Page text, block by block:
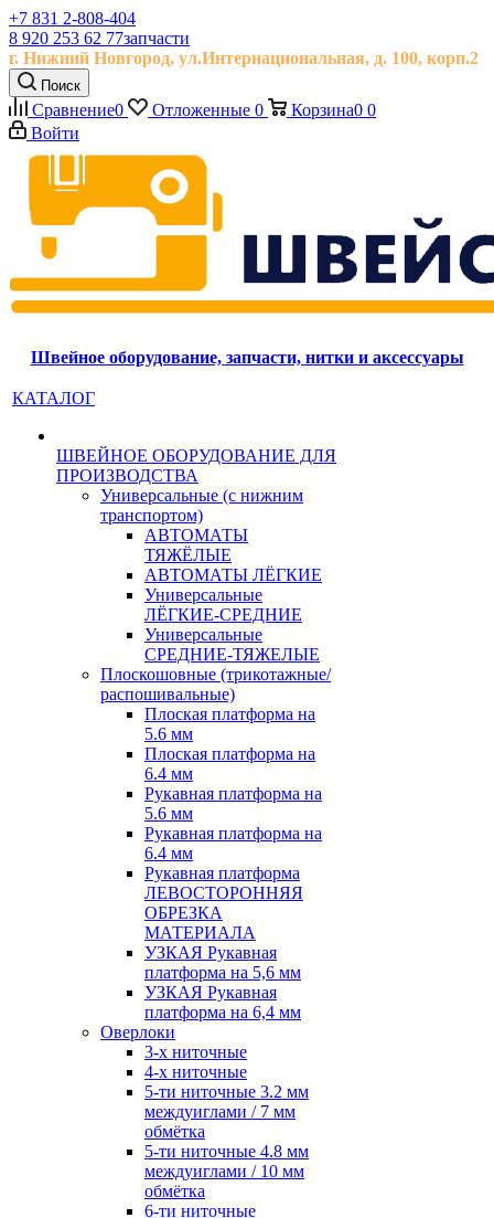
+7 831 2-808-404
8 920 253 62 77запчасти
г. Нижний Новгород, ул.Интернациональная, д. 100, корп.2
Поиск
Сравнение0 Отложенные 0 Корзина0 0
Войти
Швейное оборудование, запчасти, нитки и аксессуары
КАТАЛОГ
ШВЕЙНОЕ ОБОРУДОВАНИЕ ДЛЯ
ПРОИЗВОДСТВА
Универсальные (с нижним
транспортом)
АВТОМАТЫ
ТЯЖЁЛЫЕ
АВТОМАТЫ ЛЁГКИЕ
Универсальные
ЛЁГКИЕ-СРЕДНИЕ
Универсальные
СРЕДНИЕ-ТЯЖЕЛЫЕ
Плоскошовные (трикотажные/
распошивальные)
Плоская платформа на
5.6 мм
Плоская платформа на
6.4 мм
Рукавная платформа на
5.6 мм
Рукавная платформа на
6.4 мм
Рукавная платформа
ЛЕВОСТОРОННЯЯ
ОБРЕЗКА
МАТЕРИАЛА
УЗКАЯ Рукавная
платформа на 5,6 мм
УЗКАЯ Рукавная
платформа на 6,4 мм
Оверлоки
3-х ниточные
4-х ниточные
5-ти ниточные 3.2 мм
междуиглами / 7 мм
обмётка
5-ти ниточные 4.8 мм
междуиглами / 10 мм
обмётка
6-ти ниточные